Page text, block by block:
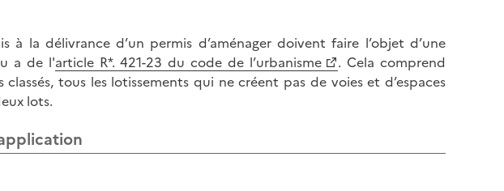
à la délivrance d’un permis d’aménager doivent faire l’objet d’une
a de l'article R*. 421-23 du code de l’urbanisme
. Cela comprend
tous les lotissements qui ne créent pas de voies et d’espaces
lots.